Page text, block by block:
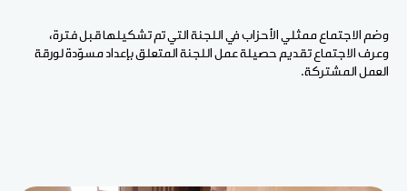
وضم الاجتماع ممثلي الأحزاب في اللجنة التي تم تشكيلها قبل فترة،
وعرف الاجتماع تقديم حصيلة عمل اللجنة المتعلق بإعداد مسوّدة لورقة
العمل المشتركة.